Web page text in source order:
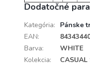
Dodatočné
Kategória:
Pánske
EAN:
Barva:
WHITE
Kolekcia: CASUAL